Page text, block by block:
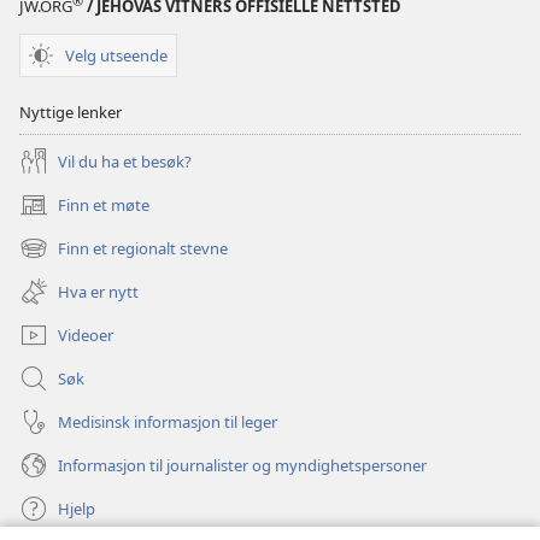
JW.ORG / JEHOVAS VITNERS OFFISIELLE NETTSTED
Velg utseende
Nyttige lenker
Vil du ha et besøk?
Finn et møte
(åpner
nytt
vindu)
Finn et regionalt stevne
(åpner
nytt
vindu)
Hva er nytt
Videoer
Søk
Medisinsk informasjon til leger
Informasjon til journalister og myndighetspersoner
Hjelp